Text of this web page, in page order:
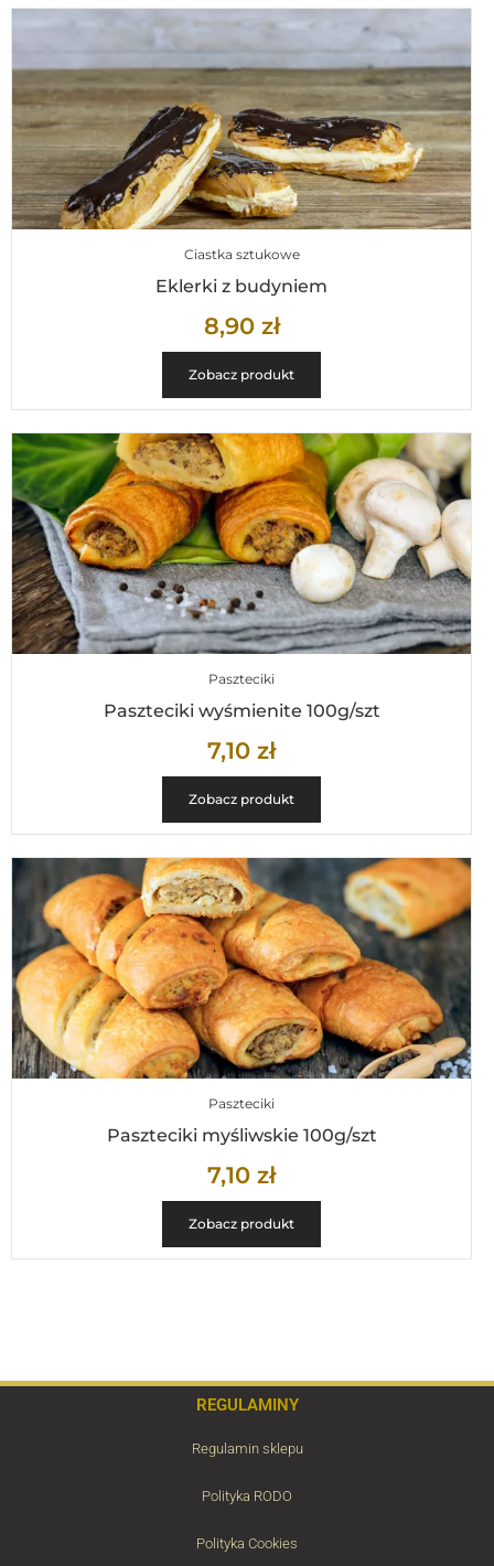
Ciastka sztukowe
Eklerki z budyniem
8,90 zł
Zobacz produkt
Paszteciki
Paszteciki wyśmienite 100g/szt
7,10 zł
Zobacz produkt
Paszteciki
Paszteciki myśliwskie 100g/szt
7,10 zł
Zobacz produkt
REGULAMINY
Regulamin sklepu
Polityka RODO
Polityka Cookies